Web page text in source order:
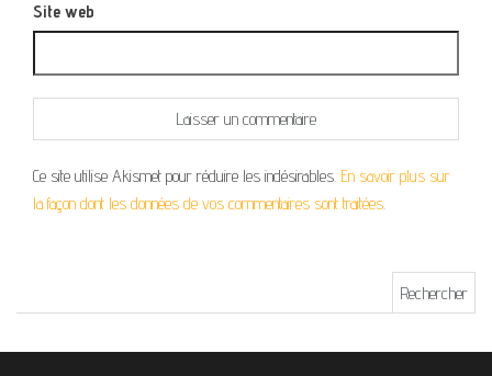
Site web
Ce site utilise Akismet pour réduire les indésirables. En savoir plus sur
la façon dont les données de vos commentaires sont traitées.